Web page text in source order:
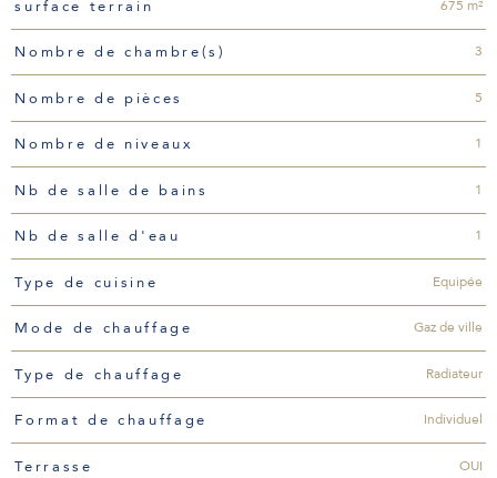
surface terrain 675 m²
Nombre de chambre(s) 3
Nombre de pièces 5
Nombre de niveaux 1
Nb de salle de bains 1
Nb de salle d'eau 1
Type de cuisine Equipée
Mode de chauffage Gaz de ville
Type de chauffage Radiateur
Format de chauffage Individuel
Terrasse OUI